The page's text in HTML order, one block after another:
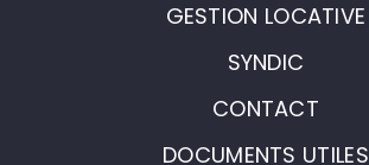
GESTION LOCATIVE
SYNDIC
CONTACT
DOCUMENTS UTILES